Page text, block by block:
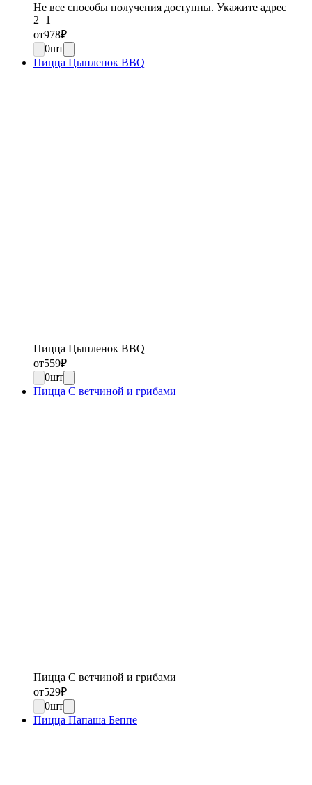
Не все способы получения доступны. Укажите адрес
2+1
от978₽
0шт
Пицца Цыпленок BBQ
Пицца Цыпленок BBQ
от559₽
0шт
Пицца С ветчиной и грибами
Пицца С ветчиной и грибами
от529₽
0шт
Пицца Папаша Беппе